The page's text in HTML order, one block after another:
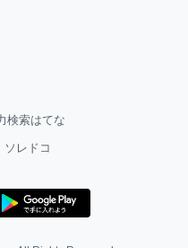
検索はてな
ソレドコ